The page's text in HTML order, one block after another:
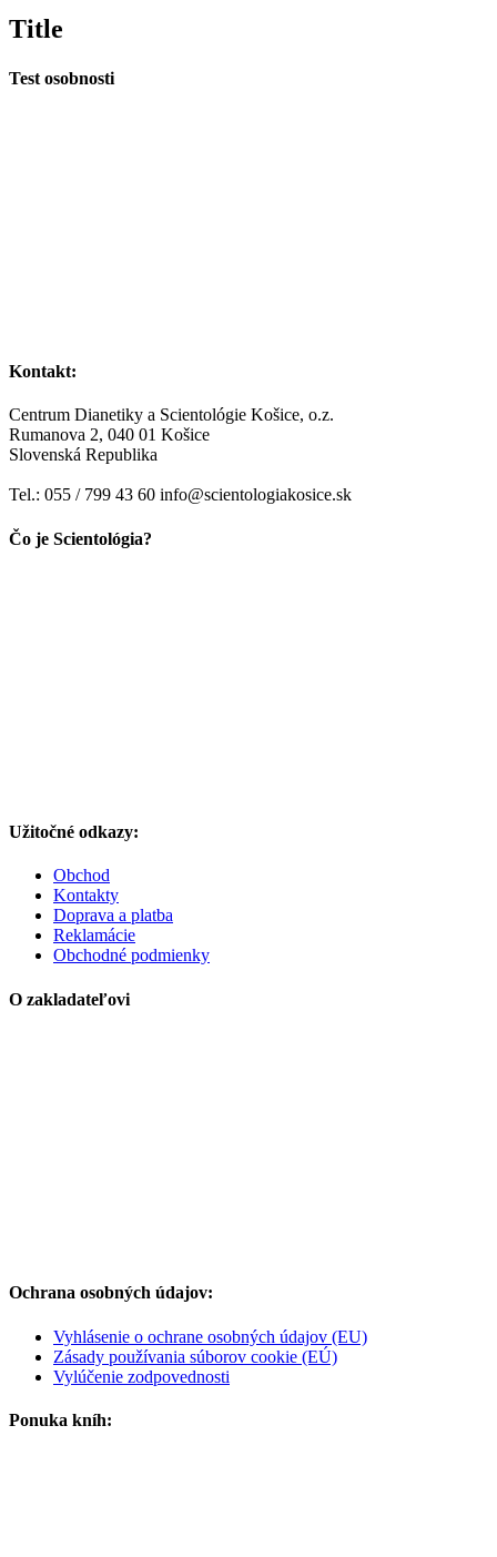
Title
Test osobnosti
Kontakt:
Centrum Dianetiky a Scientológie Košice, o.z.
Rumanova 2, 040 01 Košice
Slovenská Republika
Tel.: 055 / 799 43 60 info@scientologiakosice.sk
Čo je Scientológia?
Užitočné odkazy:
Obchod
Kontakty
Doprava a platba
Reklamácie
Obchodné podmienky
O zakladateľovi
Ochrana osobných údajov:
Vyhlásenie o ochrane osobných údajov (EU)
Zásady používania súborov cookie (EÚ)
Vylúčenie zodpovednosti
Ponuka kníh: